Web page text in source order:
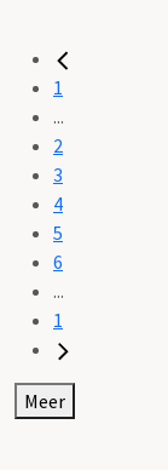
1
...
2
3
4
5
6
...
1
Meer